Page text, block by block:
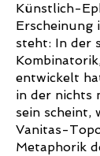
Künstlich-
Erscheinung
steht: In der
entwickelt
in der nichts
sein scheint,
Vanitas-
Metaphorik